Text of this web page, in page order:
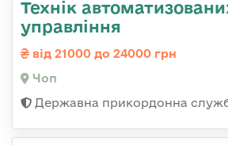
Технік
управління
від 21000 до 24000 грн
Чоп
Державна прикордонна